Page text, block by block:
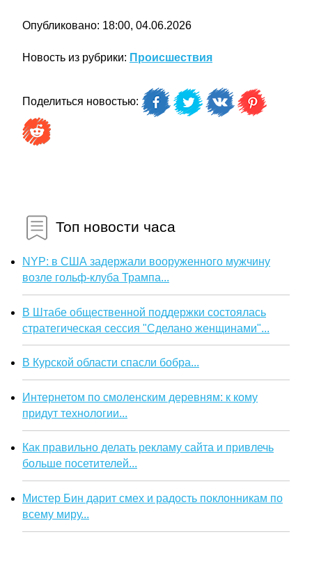
Опубликовано: 18:00, 04.06.2026
Новость из рубрики: Происшествия
Поделиться новостью:
Топ новости часа
NYP: в США задержали вооруженного мужчину
возле гольф-клуба Трампа...
В Штабе общественной поддержки состоялась
стратегическая сессия "Сделано женщинами"...
В Курской области спасли бобра...
Интернетом по смоленским деревням: к кому
придут технологии...
Как правильно делать рекламу сайта и привлечь
больше посетителей...
Мистер Бин дарит смех и радость поклонникам по
всему миру...